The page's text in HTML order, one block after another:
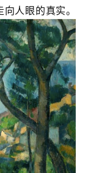
人眼的真实。